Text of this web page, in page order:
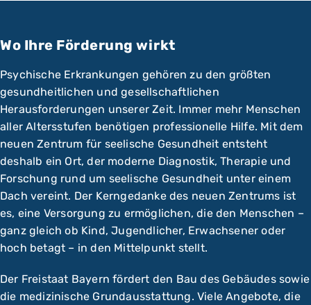
Wo Ihre Förderung wirkt
Psychische Erkrankungen gehören zu den größten
gesundheitlichen und gesellschaftlichen
Herausforderungen unserer Zeit. Immer mehr Menschen
aller Altersstufen benötigen professionelle Hilfe. Mit dem
neuen Zentrum für seelische Gesundheit entsteht
deshalb ein Ort, der moderne Diagnostik, Therapie und
Forschung rund um seelische Gesundheit unter einem
Dach vereint. Der Kerngedanke des neuen Zentrums ist
es, eine Versorgung zu ermöglichen, die den Menschen –
ganz gleich ob Kind, Jugendlicher, Erwachsener oder
hoch betagt – in den Mittelpunkt stellt.
Der Freistaat Bayern fördert den Bau des Gebäudes sowie
die medizinische Grundausstattung. Viele Angebote, die